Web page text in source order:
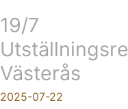
19/7
Västerås
2025-07-22